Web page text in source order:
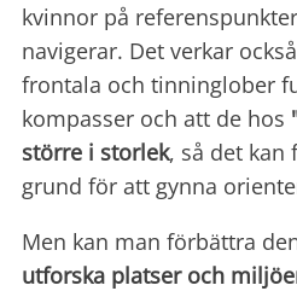
kvinnor på
navigerar. Det verkar
frontala och tinninglober
kompasser och att de hos
större i storlek, så det kan
grund för att gynna
Men kan man förbättra
utforska platser och